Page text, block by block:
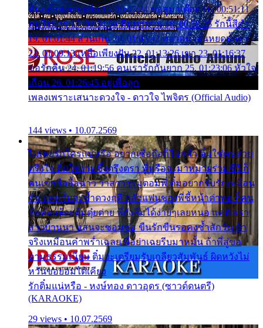
ฉันแล้วจงตายเสีย 15. 00:47:24 ขอสูมาเต๊อะ 16. 00:51:11
คนใจมาร 17. 00:54:50 คืนทรมาน 18. 00:58:25 รักนี้สีดำ
19. 01:01:44 ส่วนเกิน 20. 01:05:42 หยาดน้ำฝนหยดน้ำตา
21. 01:09:13 เหลือเพียงฝัน 22. 01:13:26 เขา 23. 01:16:37
ขอรักคืน 24. 01:19:56 คนเรารักกันยาก 25. 01:23:06 หัวใจ
เถื่อน 26. 01:26:45 อยู่เพื่อลูก
เพลงเพราะเสนาะดวงใจ - ดาวใจ ไพจิตร (Official Audio)
144 views • 10.07.2569
ไม่เคยรักใครแน่หรือ อยากเชื่อถือก็ไม่กล้า ติ๋มใช่คนสวย
ตรึงใจ ติ๋มใช่งามซึ้งตรึงตรา พี่หรือจะมาหมายร่วมชีวี ก็
คนเขาลืออื้อฉาว ว่าสาวๆรุมตอมพี่ ติ๋มอยากรับรักเหมือน
กัน แต่หวั่นจะช้ำดวงฤดี กลัวแฟนของพี่ชี้หน้าด่าทอ ก็คน
ชื่อต๋อยต้อยตุ้มตุ๋ยต่าย พี่ยังลืมได้ง่ายๆเลยหนอ แค่ตัวเรา
สาวบ้านนา แสนจะซอมซ่อ ขืนรักขืนรอคงช้ำสักวัน ถ้า
จริงเหมือนคำพร่ำเฉลย พี่อย่าเฉยรีบมาหมั้น ถ้าพี่สู่ขอ
ตามธรรมเนียม ติ๋มจะเตรียมรับเกลียวสัมพันธ์ ผิดหวังไม่
หวั่นขอยอมได้เคียง
รักติ๋มแน่หรือ - หงษ์ทอง ดาวอุดร (ซาวด์ดนตรี)
(KARAOKE)
29 views • 10.07.2569